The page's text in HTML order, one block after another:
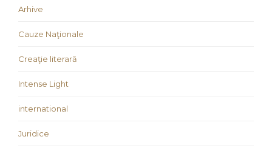
Arhive
Cauze Naţionale
Creaţie literară
Intense Light
international
Juridice